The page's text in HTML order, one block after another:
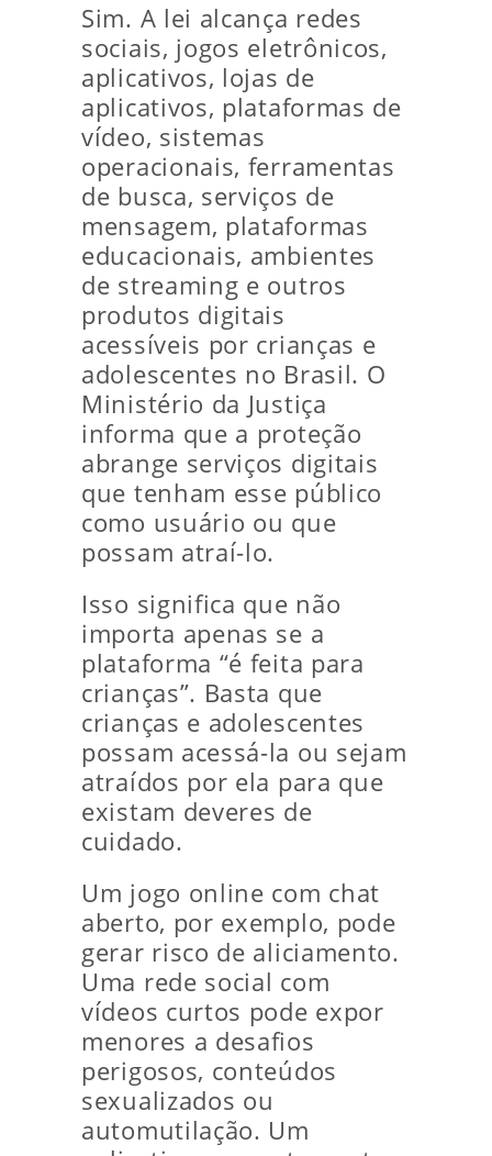
Sim. A lei alcança redes
sociais, jogos eletrônicos,
aplicativos, lojas de
aplicativos, plataformas de
vídeo, sistemas
operacionais, ferramentas
de busca, serviços de
mensagem, plataformas
educacionais, ambientes
de streaming e outros
produtos digitais
acessíveis por crianças e
adolescentes no Brasil. O
Ministério da Justiça
informa que a proteção
abrange serviços digitais
que tenham esse público
como usuário ou que
possam atraí-lo.
Isso significa que não
importa apenas se a
plataforma “é feita para
crianças”. Basta que
crianças e adolescentes
possam acessá-la ou sejam
atraídos por ela para que
existam deveres de
cuidado.
Um jogo online com chat
aberto, por exemplo, pode
gerar risco de aliciamento.
Uma rede social com
vídeos curtos pode expor
menores a desafios
perigosos, conteúdos
sexualizados ou
automutilação. Um